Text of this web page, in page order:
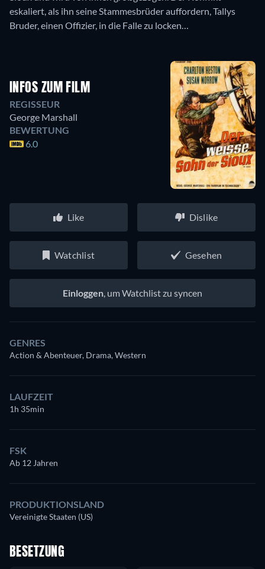
eskaliert, als ihn seine Stammesbrüder auffordern, Tallys
Bruder, einen Offizier, in die Falle zu locken…
INFOS ZUM FILM
REGISSEUR
George Marshall
BEWERTUNG
6.0
Like Dislike
Watchlist Gesehen
Einloggen, um Watchlist zu syncen
GENRES
Action & Abenteuer, Drama, Western
LAUFZEIT
1h 35min
FSK
Ab 12 Jahren
PRODUKTIONSLAND
Vereinigte Staaten (US)
BESETZUNG